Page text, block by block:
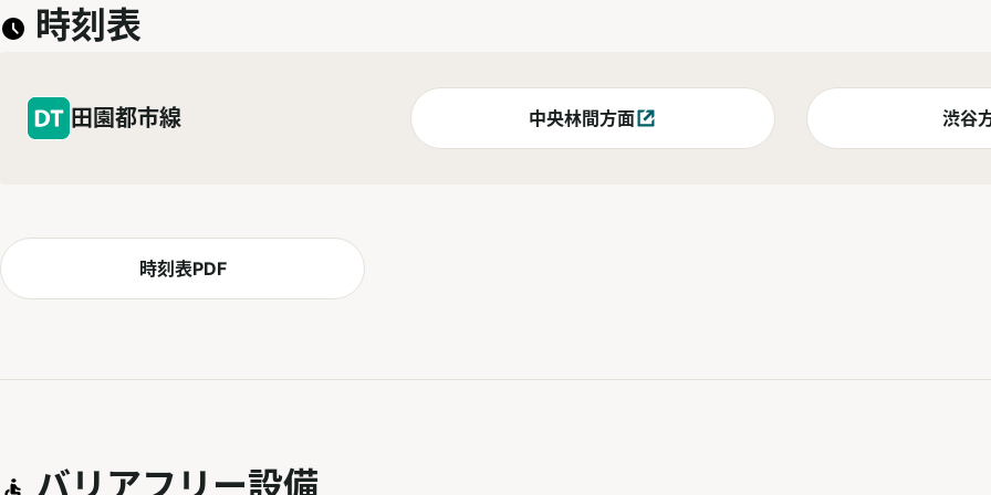
時刻表
田園都市線 中央林間方面別ウィンドウで開く 渋谷
時刻表PDF
バリアフリー設備